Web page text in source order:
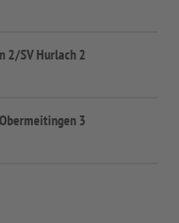
2/SV Hurlach 2
3